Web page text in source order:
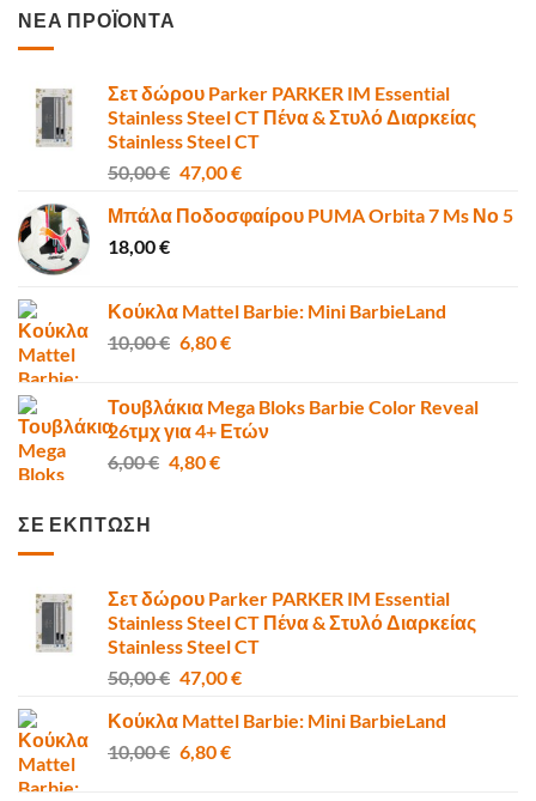
ΝΕΑ ΠΡΟΪΟΝΤΑ
Σετ δώρου Parker PARKER IM Essential
Stainless Steel CT Πένα & Στυλό Διαρκείας
Stainless Steel CT
50,00€ Original
was:
47,00€Η
τιμή
Μπάλα Ποδοσφαίρου PUMA Orbita 7 Ms Νο 5
18,00€
Κούκλα Mattel Barbie: Mini BarbieLand
10,00€ Original
10,00 €.
6,80€Η
είναι:
6,80 €.
Τουβλάκια Mega Bloks Barbie Color Reveal
26τμχ για 4+ Ετών
6,00€ Original
4,80€Η
ΣΕ ΕΚΠΤΩΣΗ
Σετ δώρου Parker PARKER IM Essential
Stainless Steel CT Πένα & Στυλό Διαρκείας
Stainless Steel CT
50,00€ Original
was:
50,00 €.
47,00€Η
τιμή
Κούκλα Mattel Barbie: Mini BarbieLand
10,00€ Original
6,80€Η